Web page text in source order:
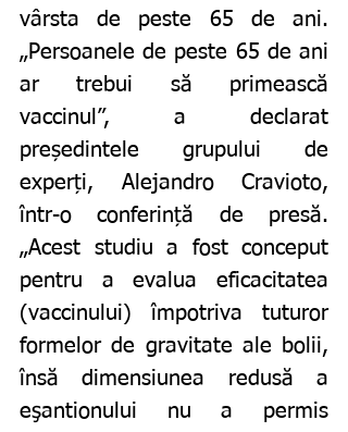
vârsta de peste 65 de ani.
„Persoanele de peste 65 de ani
ar trebui să primească
vaccinul”, a declarat
președintele grupului de
experți, Alejandro Cravioto,
într-o conferință de presă.
„Acest studiu a fost conceput
pentru a evalua eficacitatea
(vaccinului) împotriva tuturor
formelor de gravitate ale bolii,
însă dimensiunea redusă a
eşantionului nu a permis